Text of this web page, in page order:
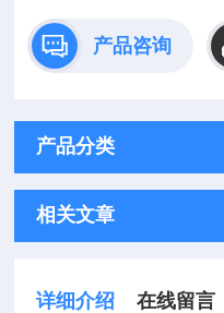
产品咨询
产品分类
相关文章
详细介绍 在线留言